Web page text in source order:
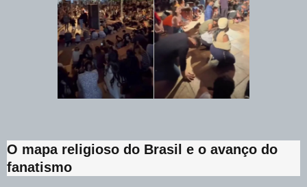
O mapa religioso do Brasil e o avanço do
fanatismo